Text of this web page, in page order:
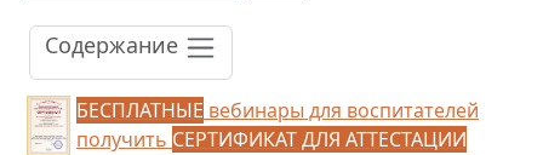
Содержание
БЕСПЛАТНЫЕ вебинары для воспитателей
получить СЕРТИФИКАТ ДЛЯ АТТЕСТАЦИИ